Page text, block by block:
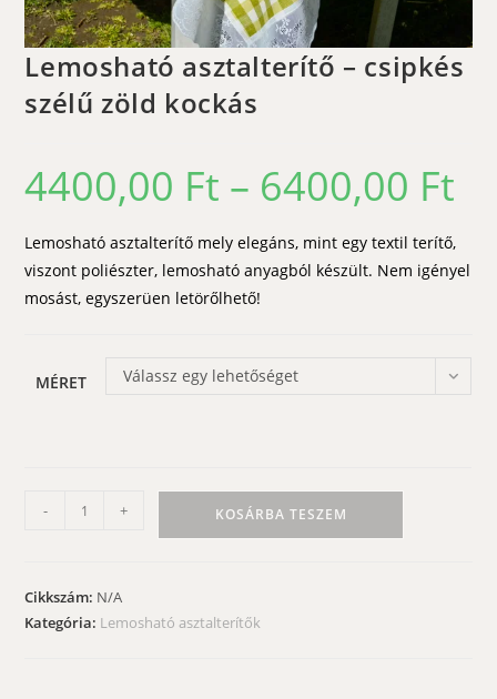
Lemosható asztalterítő – csipkés
szélű zöld kockás
4400,00 Ft – 6400,00 Ft
Lemosható asztalterítő mely elegáns, mint egy textil terítő,
viszont poliészter, lemosható anyagból készült. Nem igényel
mosást, egyszerüen letörőlhető!
MÉRET Válassz egy lehetőséget
Lemosható
csipkés
szélű
- + KOSÁRBA TESZEM
Cikkszám: N/A
Kategória: Lemosható asztalterítők